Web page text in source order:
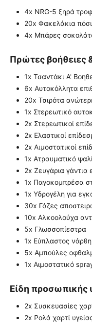
4x NRG-5 ξηρά
20x Φακελάκια
4x Μπάρες
Πρώτες βοήθειες
1x Τσαντάκι Α'
6x Αυτοκόλλητα
20x Τσιρότα
1x Στερεωτικό
2x Στερεωτικοί
2x Ελαστικοί
2x Αιμοστατικοί
1x Ατραυματικό
2x Ζευγάρια γάντια
1x Παγοκομπρέσα
1x Υδρογέλη για
30x Γάζες
10x Αλκοολούχα
5x Γλωσσοπίεστρα
1x Εύπλαστος
5x Αμπούλες
1x Αιμοστατικό
Είδη προσωπικής
2x Συσκευασίες
2x Ρολά χαρτί